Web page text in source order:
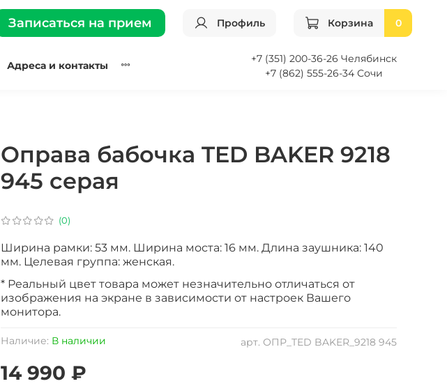
Записаться на прием Профиль Корзина 0
Адреса и контакты
+7 (351) 200-36-26 Челябинск
+7 (862) 555-26-34 Сочи
(0)
арт. ОПР_TED BAKER_9218 945
Наличие: В наличии
Оправа бабочка TED BAKER 9218
945 серая
14 990 ₽
Ширина рамки: 53 мм. Ширина моста: 16 мм. Длина заушника: 140
мм. Целевая группа: женская.
* Реальный цвет товара может незначительно отличаться от
изображения на экране в зависимости от настроек Вашего
монитора.